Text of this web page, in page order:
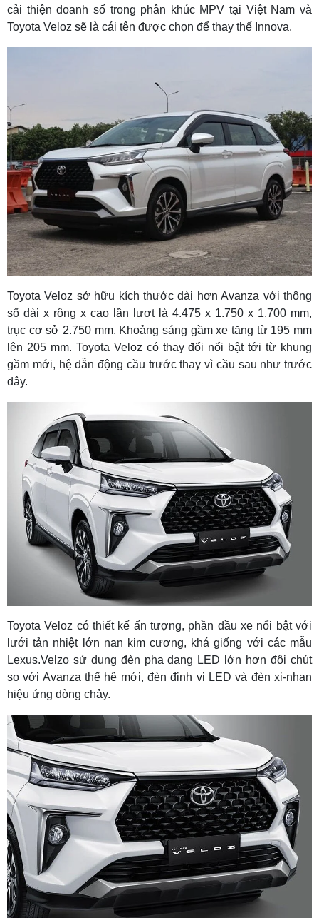
cải thiện doanh số trong phân khúc MPV tại Việt Nam và
Toyota Veloz sẽ là cái tên được chọn để thay thế Innova.
Toyota Veloz sở hữu kích thước dài hơn Avanza với thông
số dài x rộng x cao lần lượt là 4.475 x 1.750 x 1.700 mm,
trục cơ sở 2.750 mm. Khoảng sáng gầm xe tăng từ 195 mm
lên 205 mm. Toyota Veloz có thay đổi nổi bật tới từ khung
gầm mới, hệ dẫn động cầu trước thay vì cầu sau như trước
đây.
Toyota Veloz có thiết kế ấn tượng, phần đầu xe nổi bật với
lưới tản nhiệt lớn nan kim cương, khá giống với các mẫu
Lexus.Velzo sử dụng đèn pha dạng LED lớn hơn đôi chút
so với Avanza thế hệ mới, đèn định vị LED và đèn xi-nhan
hiệu ứng dòng chảy.